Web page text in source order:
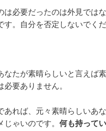
は必要だったのは外見では
。自分を否定しないでくだ
たが素晴らしいと言えば素
要ありません。
あれば、元々素晴らしいあ
ゃいのです。 何も持って